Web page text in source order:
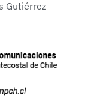
Gutiérrez